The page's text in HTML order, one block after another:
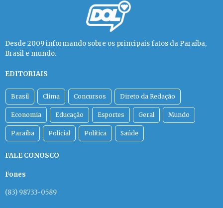
Desde 2009 informando sobre os principais fatos da Paraíba,
Brasil e mundo.
EDITORIAIS
Brasil Clima Concursos Direto da Redação
Economia Educação Esportes Geral Mundo
Paraíba Policial Política Saúde
FALE CONOSCO
Fones
(83) 98733-0589